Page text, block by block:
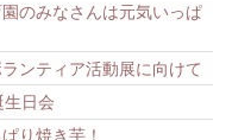
のみなさんは元気いっぱ
ンティア活動展に向けて
生日会
り焼き芋！